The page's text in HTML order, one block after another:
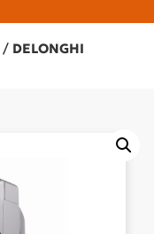
/ DELONGHI